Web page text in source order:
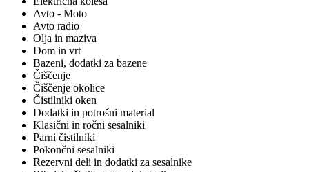
Avto - Moto
Avto radio
Olja in maziva
Dom in vrt
Bazeni, dodatki za bazene
Čiščenje
Čiščenje okolice
Čistilniki oken
Dodatki in potrošni material
Klasični in ročni sesalniki
Parni čistilniki
Pokončni sesalniki
Rezervni deli in dodatki za sesalnike